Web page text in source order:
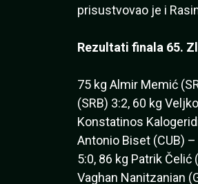
prisustvovao je i
Rezultati finala 65.
75 kg Almir Memić
(SRB) 3:2, 60 kg
Konstatinos
Antonio Biset (CUB)
5:0, 86 kg Patrik Čelić
Vaghan Nanitzanian